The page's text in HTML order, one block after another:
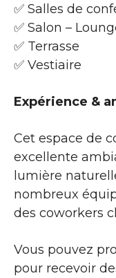
✅ Salles de
✅ Salon –
✅ Terrasse
✅ Vestiaire
Expérience &
Cet espace de
excellente
lumière
nombreux
des coworkers
Vous pouvez
pour recevoir